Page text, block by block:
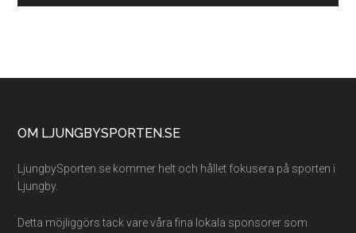
Footer
OM LJUNGBYSPORTEN.SE
LjungbySporten.se kommer helt och hållet fokusera på sporten i
Ljungby.
Detta möjliggörs tack vare våra fina lokala sponsorer som